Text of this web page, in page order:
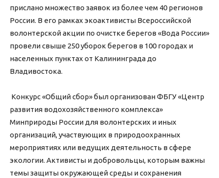
прислано множество заявок из более чем 40 регионов
России. В его рамках экоактивисты Всероссийской
волонтерской акции по очистке берегов «Вода России»
провели свыше 250 уборок берегов в 100 городах и
населенных пунктах от Калининграда до
Владивостока.
Конкурс «Общий сбор» был организован ФБГУ «Центр
развития водохозяйственного комплекса»
Минприроды России для волонтерских и иных
организаций, участвующих в природоохранных
мероприятиях или ведущих деятельность в сфере
экологии. Активисты и добровольцы, которым важны
темы защиты окружающей среды и сохранения